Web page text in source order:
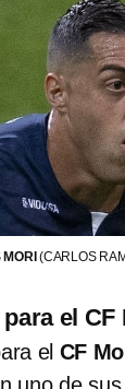
MORI(CARLOS
el
el CF